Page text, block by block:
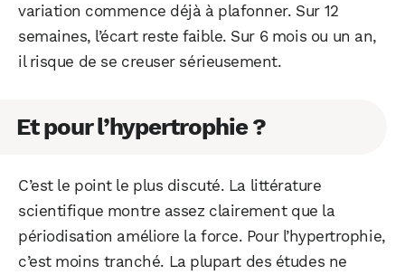
variation commence déjà à plafonner. Sur 12
semaines, l’écart reste faible. Sur 6 mois ou un an,
il risque de se creuser sérieusement.
Et pour l’hypertrophie ?
C’est le point le plus discuté. La littérature
scientifique montre assez clairement que la
périodisation améliore la force. Pour l’hypertrophie,
c’est moins tranché. La plupart des études ne